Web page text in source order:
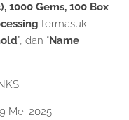
1000 Gems, 100 Box
termasuk
”, dan “Name
Mei 2025